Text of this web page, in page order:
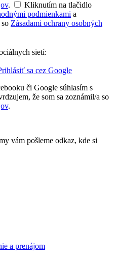
.
Kliknutím na tlačidlo
podmienkami a
Zásadami ochrany osobných
sietí:
sa cez Google
či Google súhlasím s
že som sa zoznámil/a so
.
vám pošleme odkaz, kde si
a prenájom